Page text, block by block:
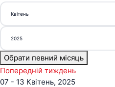
Обрати певний місяць
Попередній тиждень
07 - 13 Квітень, 2025